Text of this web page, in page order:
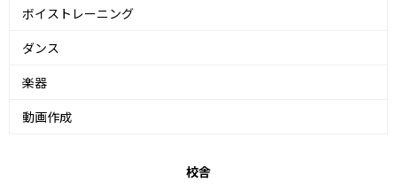
ボイストレーニング
ダンス
楽器
動画作成
校舎